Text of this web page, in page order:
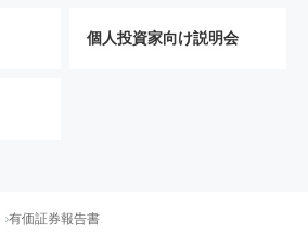
個人投資家向け説明会
有価証券報告書